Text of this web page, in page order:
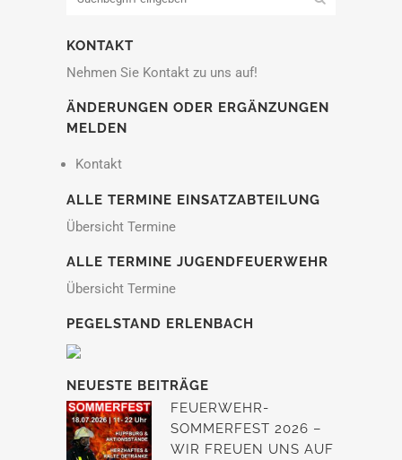
KONTAKT
Nehmen Sie Kontakt zu uns auf!
ÄNDERUNGEN ODER ERGÄNZUNGEN
MELDEN
Kontakt
ALLE TERMINE EINSATZABTEILUNG
Übersicht Termine
ALLE TERMINE JUGENDFEUERWEHR
Übersicht Termine
PEGELSTAND ERLENBACH
NEUESTE BEITRÄGE
FEUERWEHR-
SOMMERFEST 2026 –
WIR FREUEN UNS AUF